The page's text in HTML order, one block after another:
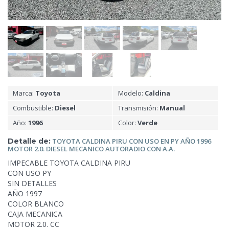
Marca: Toyota Modelo: Caldina
Combustible: Diesel Transmisión: Manual
Año: 1996 Color: Verde
Detalle de: TOYOTA CALDINA PIRU CON USO EN PY AÑO 1996
MOTOR 2.0. DIESEL MECANICO AUTORADIO CON A.A.
IMPECABLE TOYOTA CALDINA PIRU
CON USO PY
SIN DETALLES
AÑO 1997
COLOR BLANCO
CAJA MECANICA
MOTOR 2.0. CC